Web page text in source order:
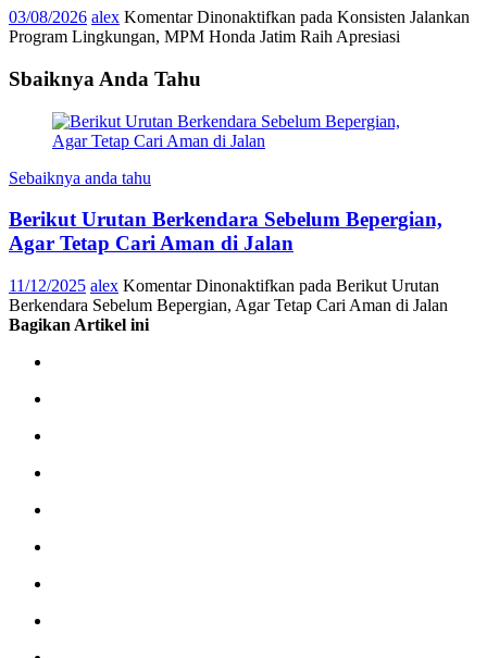
03/08/2026 alex Komentar Dinonaktifkan pada Konsisten Jalankan
Program Lingkungan, MPM Honda Jatim Raih Apresiasi
Sbaiknya Anda Tahu
Sebaiknya anda tahu
Berikut Urutan Berkendara Sebelum Bepergian,
Agar Tetap Cari Aman di Jalan
11/12/2025 alex Komentar Dinonaktifkan pada Berikut Urutan
Berkendara Sebelum Bepergian, Agar Tetap Cari Aman di Jalan
Bagikan Artikel ini